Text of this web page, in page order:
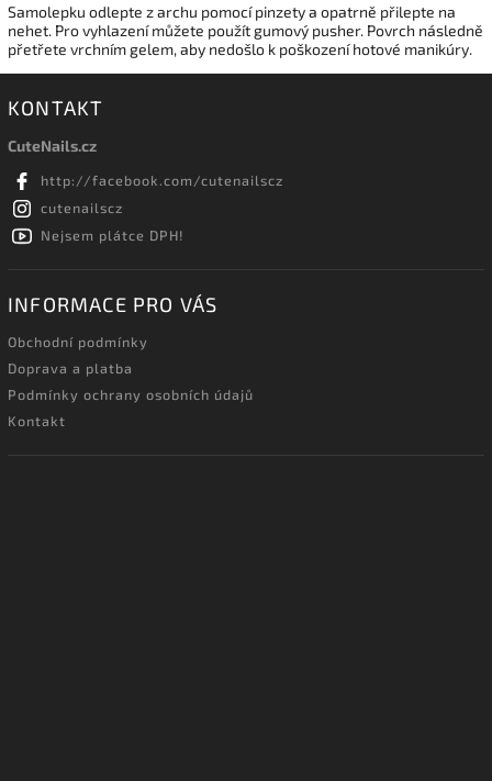
Samolepku odlepte z archu pomocí pinzety a opatrně přilepte na
nehet. Pro vyhlazení můžete použít gumový pusher. Povrch následně
přetřete vrchním gelem, aby nedošlo k poškození hotové manikúry.
KONTAKT
CuteNails.cz
http://facebook.com/cutenailscz
cutenailscz
Nejsem plátce DPH!
INFORMACE PRO VÁS
Obchodní podmínky
Doprava a platba
Podmínky ochrany osobních údajů
Kontakt